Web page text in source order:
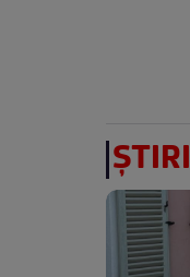
ȘTIRI